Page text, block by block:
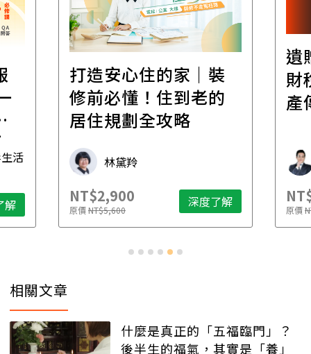
活
解
打造安心住的家｜裝
修前必懂！住到老的
居住規劃全攻略
林黛羚
NT$2,900
原價NT$5,600 深度了解
遺
財
產
原價
相關文章
什麼是真正的「五福臨門」？
後半生的福氣，其實是「養」